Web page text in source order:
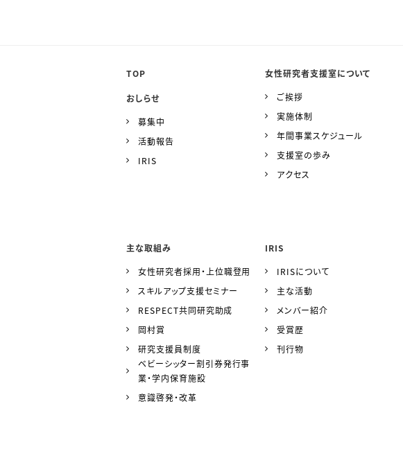
TOP
おしらせ
募集中
活動報告
IRIS
女性研究者支援室について
ご挨拶
実施体制
年間事業スケジュール
支援室の歩み
アクセス
主な取組み
女性研究者採用・上位職登用
スキルアップ支援セミナー
RESPECT共同研究助成
岡村賞
研究支援員制度
ベビーシッター割引券発行事
業・学内保育施設
意識啓発・改革
IRIS
IRISについて
主な活動
メンバー紹介
受賞歴
刊行物